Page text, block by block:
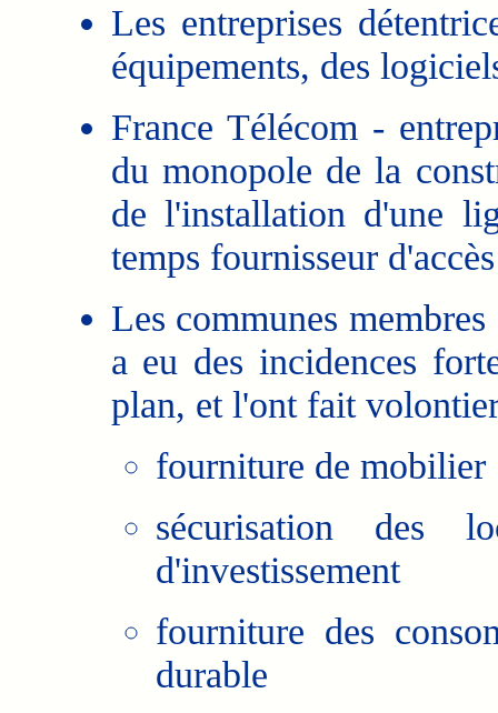
Les entreprises
équipements, des
France Télécom -
du monopole de la
de l'installation d'une
temps fournisseur
Les communes
a eu des incidences
plan, et l'ont fait
fourniture de mobilier
sécurisation des
d'investissement
fourniture des
durable